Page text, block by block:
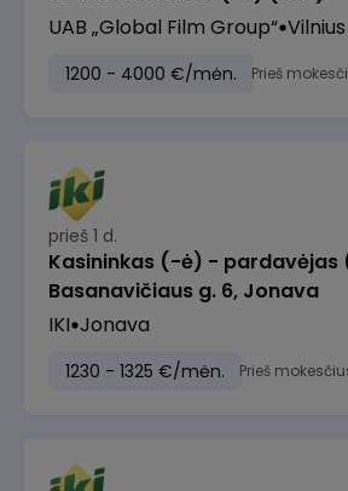
UAB „Global Film Group“ Vilnius
1200 - 4000 €/mėn. Prieš
prieš 1 d.
Kasininkas (-ė) - pardavėjas
Basanavičiaus g. 6, Jonava
IKI Jonava
1230 - 1325 €/mėn. Prieš